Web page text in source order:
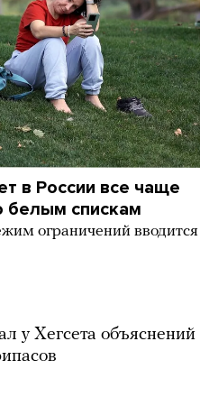
в России все чаще
белым спискам
ограничений вводится
у Хегсета объяснений